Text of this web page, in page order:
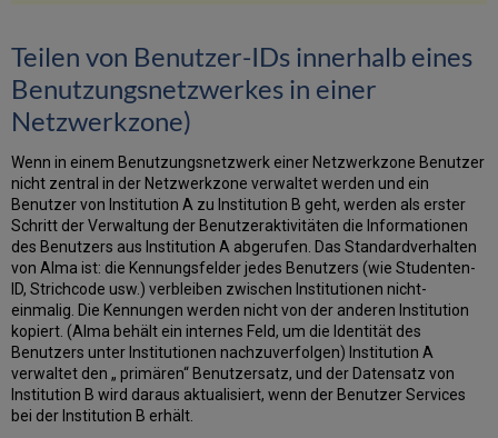
Teilen von Benutzer-IDs innerhalb eines
Benutzungsnetzwerkes in einer
Netzwerkzone)
Wenn in einem Benutzungsnetzwerk einer Netzwerkzone Benutzer
nicht zentral in der Netzwerkzone verwaltet werden und ein
Benutzer von Institution A zu Institution B geht, werden als erster
Schritt der Verwaltung der Benutzeraktivitäten die Informationen
des Benutzers aus Institution A abgerufen. Das Standardverhalten
von Alma ist: die Kennungsfelder jedes Benutzers (wie Studenten-
ID, Strichcode usw.) verbleiben zwischen Institutionen nicht-
einmalig. Die Kennungen werden nicht von der anderen Institution
kopiert. (Alma behält ein internes Feld, um die Identität des
Benutzers unter Institutionen nachzuverfolgen) Institution A
verwaltet den „ primären“ Benutzersatz, und der Datensatz von
Institution B wird daraus aktualisiert, wenn der Benutzer Services
bei der Institution B erhält.